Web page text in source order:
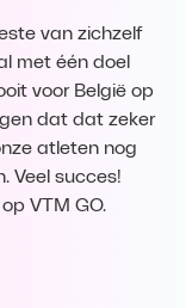
van zichzelf
met één doel
voor België op
dat dat zeker
atleten nog
Veel succes!
VTM GO.